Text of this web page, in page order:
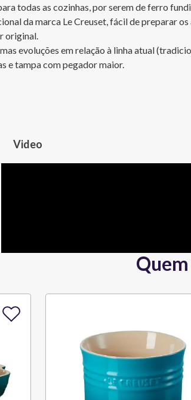
todas as cozinhas, por serem de ferro
da marca Le Creuset, fácil de preparar
original.
e tampa com pegador maior.
Video